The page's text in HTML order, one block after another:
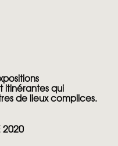
itinérantes qui
de lieux complices.
2020